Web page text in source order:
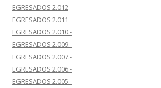
EGRESADOS 2.012
EGRESADOS 2.011
EGRESADOS 2.010.-
EGRESADOS 2.009.-
EGRESADOS 2.007.-
EGRESADOS 2.006.-
EGRESADOS 2.005.-